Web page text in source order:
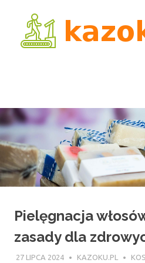
content
Pielęgnacja
zasady dla
27 LIPCA 2024 KAZOKU.PL